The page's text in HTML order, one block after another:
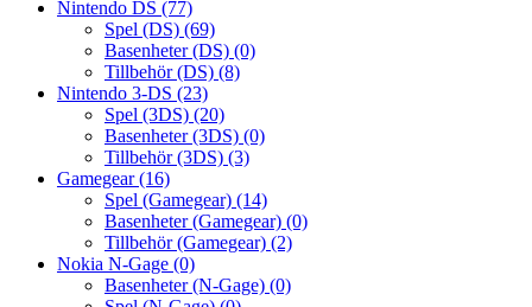
Nintendo DS (77)
Spel (DS) (69)
Basenheter (DS) (0)
Tillbehör (DS) (8)
Nintendo 3-DS (23)
Spel (3DS) (20)
Basenheter (3DS) (0)
Tillbehör (3DS) (3)
Gamegear(16)
Spel (Gamegear) (14)
Basenheter (Gamegear) (0)
Tillbehör (Gamegear) (2)
Nokia N-Gage (0)
Basenheter (N-Gage) (0)